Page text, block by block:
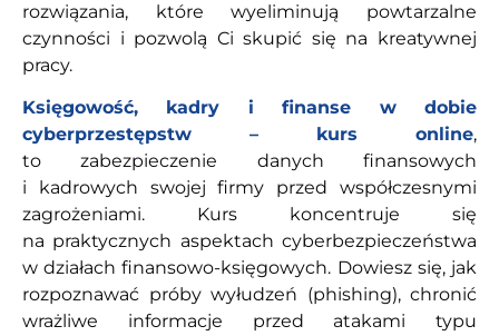
rozwiązania, które wyeliminują powtarzalne
czynności i pozwolą Ci skupić się na kreatywnej
pracy.
Księgowość, kadry i finanse w dobie
cyberprzestępstw – kurs online,
to zabezpieczenie danych finansowych
i kadrowych swojej firmy przed współczesnymi
zagrożeniami. Kurs koncentruje się
na praktycznych aspektach cyberbezpieczeństwa
w działach finansowo-księgowych. Dowiesz się, jak
rozpoznawać próby wyłudzeń (phishing), chronić
wrażliwe informacje przed atakami typu